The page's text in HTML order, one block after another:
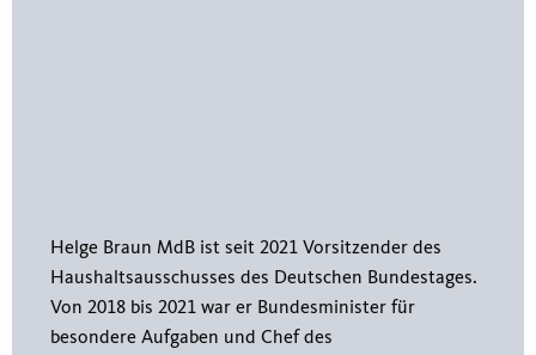
Helge Braun MdB ist seit 2021 Vorsitzender des
Haushaltsausschusses des Deutschen Bundestages.
Von 2018 bis 2021 war er Bundesminister für
besondere Aufgaben und Chef des